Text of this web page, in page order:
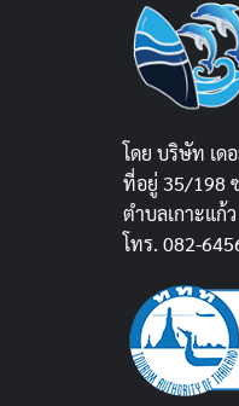
โดย บริษัท เด
ที่อยู่ 35/198
ตำบลเกาะแก้
โทร. 082-